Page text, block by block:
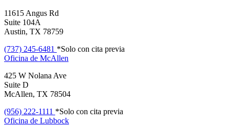
11615 Angus Rd
Suite 104A
Austin, TX 78759
(737) 245-6481 *Solo con cita previa
Oficina de McAllen
425 W Nolana Ave
Suite D
McAllen, TX 78504
(956) 222-1111 *Solo con cita previa
Oficina de Lubbock